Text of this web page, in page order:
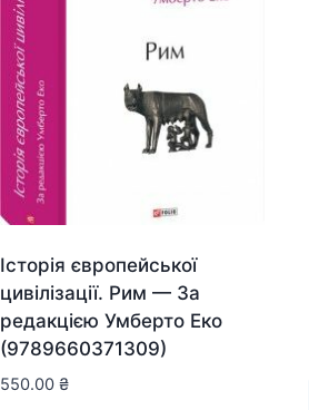
Історія європейської
цивілізації. Рим — За
редакцією Умберто Еко
(9789660371309)
550.00 ₴